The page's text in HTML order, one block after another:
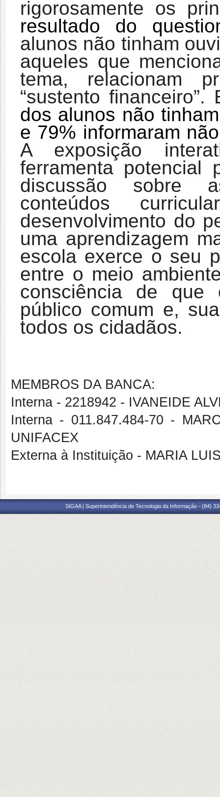
rigorosamente os
resultado do
alunos não tinham
aqueles que
tema, relacionam
“sustento
dos alunos não
e 79% informaram
A exposição
ferramenta
discussão sobre
conteúdos
desenvolvimento do
uma aprendizagem
escola exerce o seu
entre o meio
consciência de que
público comum e,
todos os cidadãos.
MEMBROS DA BANCA:
Interna - 2218942 - IVANEIDE
Interna - 011.847.484-70 -
UNIFACEX
Externa à Instituição - MARIA
SIGAA | Superintendência de Tecnologia da Informação - (84)